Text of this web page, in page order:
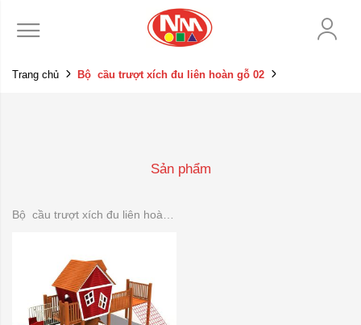
Trang chủ Bộ cầu trượt xích đu liên hoàn gỗ 02
Sản phẩm